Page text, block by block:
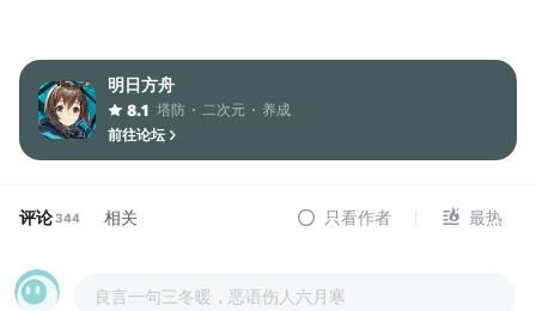
明日方舟
8.1 塔防 二次元
养成
前往论坛
评论344 相关 只看作者 最热
良言一句三冬暖，恶语伤人六月寒